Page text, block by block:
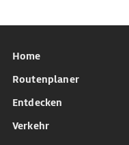
Home
Routenplaner
Entdecken
Verkehr